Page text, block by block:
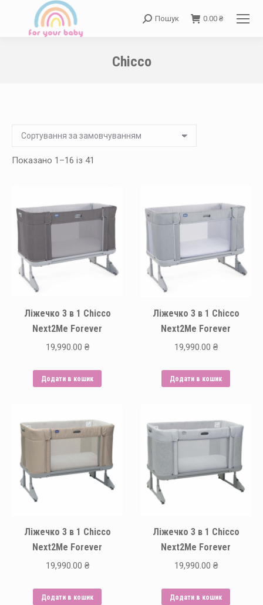
Search:
Пошук 0.00 ₴
Chicco
Показано 1–16 із 41
Ліжечко 3 в 1 Chicco
Next2Me Forever
19,990.00 ₴
Додати в кошик
Ліжечко 3 в 1 Chicco
Next2Me Forever
19,990.00 ₴
Додати в кошик
Ліжечко 3 в 1 Chicco
Next2Me Forever
19,990.00 ₴
Додати в кошик
Ліжечко 3 в 1 Chicco
Next2Me Forever
19,990.00 ₴
Додати в кошик